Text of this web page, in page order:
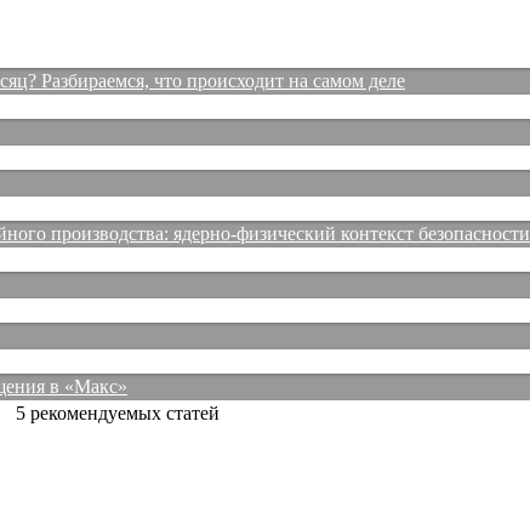
Разбираемся, что происходит на самом деле
производства: ядерно-физический контекст безопасности
в «Макс»
5 рекомендуемых статей